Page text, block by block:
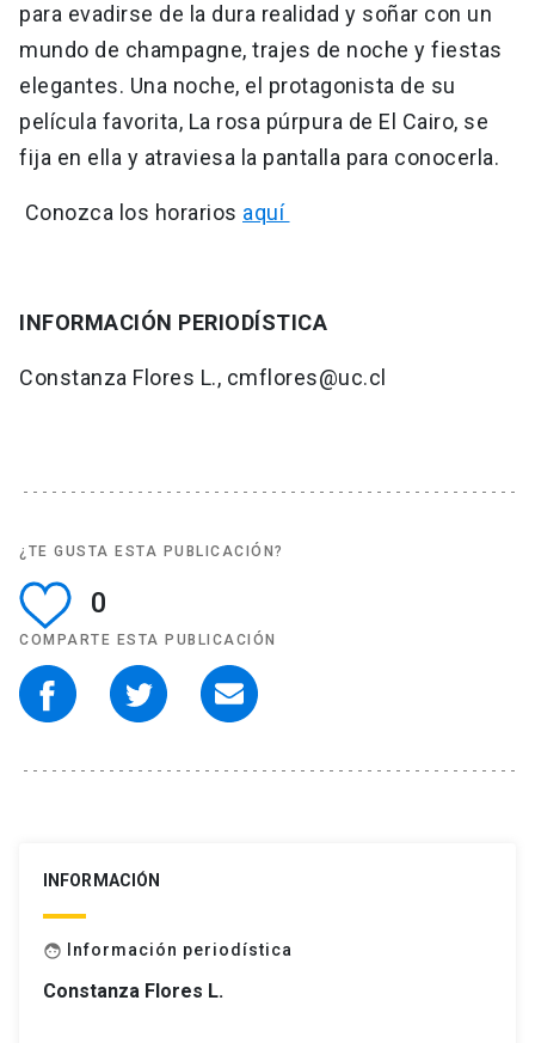
para evadirse de la dura realidad y soñar con un
mundo de champagne, trajes de noche y fiestas
elegantes. Una noche, el protagonista de su
película favorita, La rosa púrpura de El Cairo, se
fija en ella y atraviesa la pantalla para conocerla.
Conozca los horarios aquí
INFORMACIÓN PERIODÍSTICA
Constanza Flores L., cmflores@uc.cl
¿TE GUSTA ESTA PUBLICACIÓN?
0
COMPARTE ESTA PUBLICACIÓN
INFORMACIÓN
face Información periodística
Constanza Flores L.